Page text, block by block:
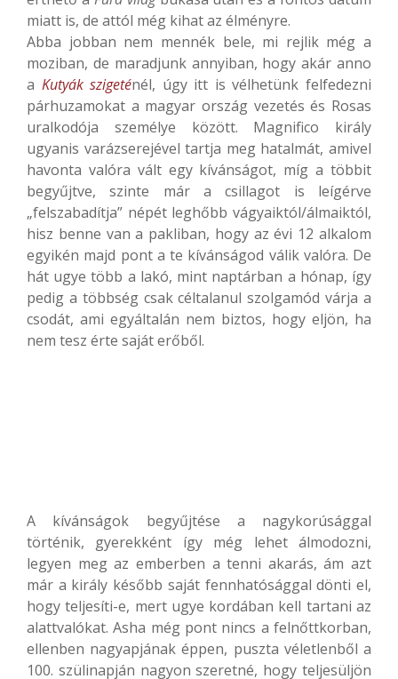
miatt is, de attól még kihat az élményre.
Abba jobban nem mennék bele, mi rejlik még a
moziban, de maradjunk annyiban, hogy akár anno
a Kutyák szigeténél, úgy itt is vélhetünk felfedezni
párhuzamokat a magyar ország vezetés és Rosas
uralkodója személye között. Magnifico király
ugyanis varázserejével tartja meg hatalmát, amivel
havonta valóra vált egy kívánságot, míg a többit
begyűjtve, szinte már a csillagot is leígérve
„felszabadítja” népét leghőbb vágyaiktól/álmaiktól,
hisz benne van a pakliban, hogy az évi 12 alkalom
egyikén majd pont a te kívánságod válik valóra. De
hát ugye több a lakó, mint naptárban a hónap, így
pedig a többség csak céltalanul szolgamód várja a
csodát, ami egyáltalán nem biztos, hogy eljön, ha
nem tesz érte saját erőből.
A kívánságok begyűjtése a nagykorúsággal
történik, gyerekként így még lehet álmodozni,
legyen meg az emberben a tenni akarás, ám azt
már a király később saját fennhatósággal dönti el,
hogy teljesíti-e, mert ugye kordában kell tartani az
alattvalókat. Asha még pont nincs a felnőttkorban,
ellenben nagyapjának éppen, puszta véletlenből a
100. szülinapján nagyon szeretné, hogy teljesüljön